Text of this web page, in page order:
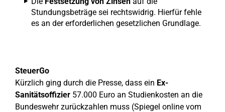
Stundungsbeträge sei rechtswidrig. Hierfür fehle
es an der erforderlichen gesetzlichen Grundlage.
SteuerGo
Kürzlich ging durch die Presse, dass ein Ex-
Sanitätsoffizier 57.000 Euro an Studienkosten an die
Bundeswehr zurückzahlen muss (Spiegel online vom